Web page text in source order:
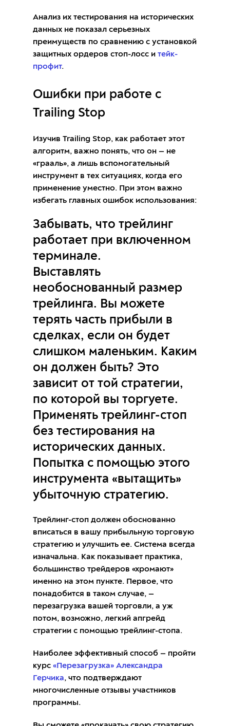
Анализ их тестирования на исторических
данных не показал серьезных
преимуществ по сравнению с установкой
защитных ордеров стоп-лосс и тейк-
профит.
Ошибки при работе с
Trailing Stop
Изучив Trailing Stop, как работает этот
алгоритм, важно понять, что он — не
«грааль», а лишь вспомогательный
инструмент в тех ситуациях, когда его
применение уместно. При этом важно
избегать главных ошибок использования:
Забывать, что трейлинг
работает при включенном
терминале.
Выставлять
необоснованный размер
трейлинга. Вы можете
терять часть прибыли в
сделках, если он будет
слишком маленьким. Каким
он должен быть? Это
зависит от той стратегии,
по которой вы торгуете.
Применять трейлинг-стоп
без тестирования на
исторических данных.
Попытка с помощью этого
инструмента «вытащить»
убыточную стратегию.
Трейлинг-стоп должен обоснованно
вписаться в вашу прибыльную торговую
стратегию и улучшить ее. Система всегда
изначальна. Как показывает практика,
большинство трейдеров «хромают»
именно на этом пункте. Первое, что
понадобится в таком случае, —
перезагрузка вашей торговли, а уж
потом, возможно, легкий апгрейд
стратегии с помощью трейлинг-стопа.
Наиболее эффективный способ — пройти
курс «Перезагрузка» Александра
Герчика, что подтверждают
многочисленные отзывы участников
программы.